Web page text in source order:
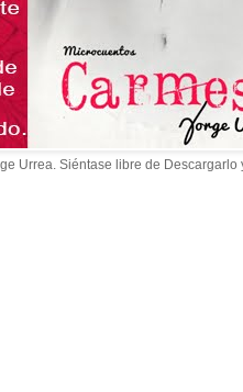
Urrea. Siéntase libre de Descargarlo